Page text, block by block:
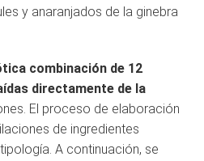
y anaranjados de la ginebra
combinación de 12
directamente de la
El proceso de elaboración
de ingredientes
A continuación, se